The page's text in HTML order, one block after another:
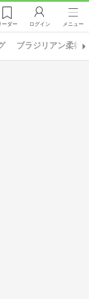
ーダー ログイン メニュー
ブラジリアン柔術